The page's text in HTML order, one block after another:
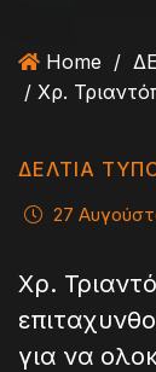
Home /
ΔΕΛΤΙΑ
27
Χρ.
για να